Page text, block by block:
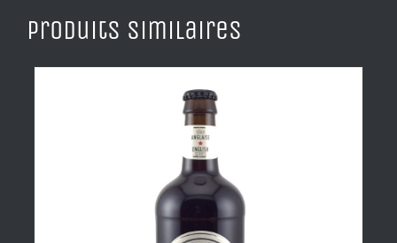
Produits similaires